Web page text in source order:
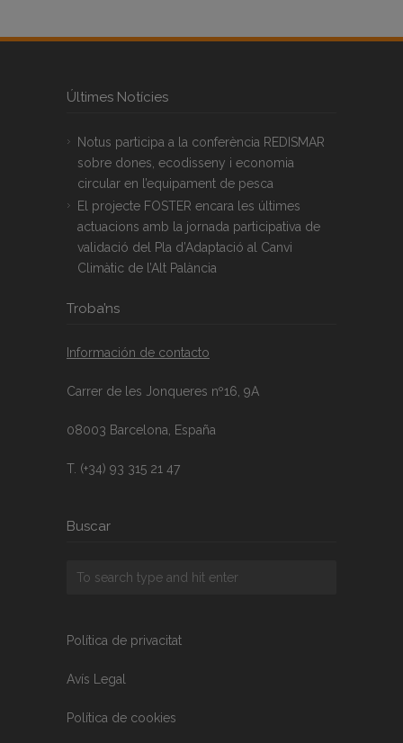
Últimes Notícies
Notus participa a la conferència REDISMAR
sobre dones, ecodisseny i economia
circular en l’equipament de pesca
El projecte FOSTER encara les últimes
actuacions amb la jornada participativa de
validació del Pla d’Adaptació al Canvi
Climàtic de l’Alt Palància
Troba’ns
Información de contacto
Carrer de les Jonqueres nº16, 9A
08003 Barcelona, España
T. (+34) 93 315 21 47
Buscar
Política de privacitat
Avís Legal
Política de cookies